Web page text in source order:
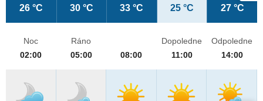
26 °C 30 °C 33 °C 25 °C 27 °C
Noc
02:00
Ráno
05:00
08:00
Dopoledne
11:00
Odpoledne
14:00